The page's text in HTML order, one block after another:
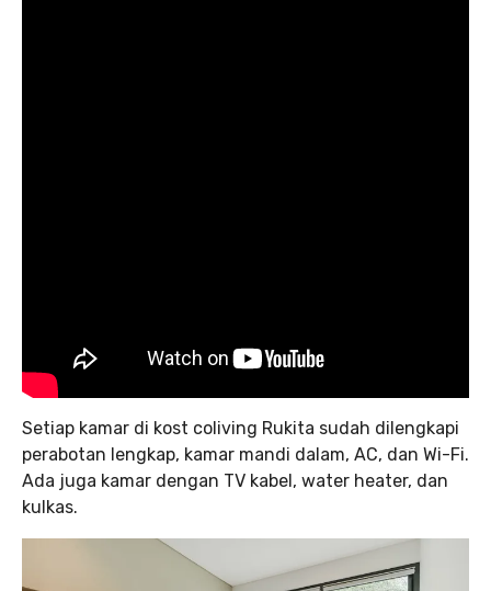
Setiap kamar di kost coliving Rukita sudah dilengkapi
perabotan lengkap, kamar mandi dalam, AC, dan Wi-Fi.
Ada juga kamar dengan TV kabel, water heater, dan
kulkas.